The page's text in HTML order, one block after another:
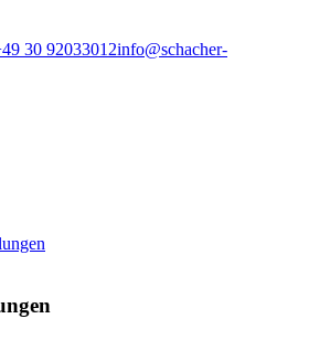
30 92033012info@schacher-